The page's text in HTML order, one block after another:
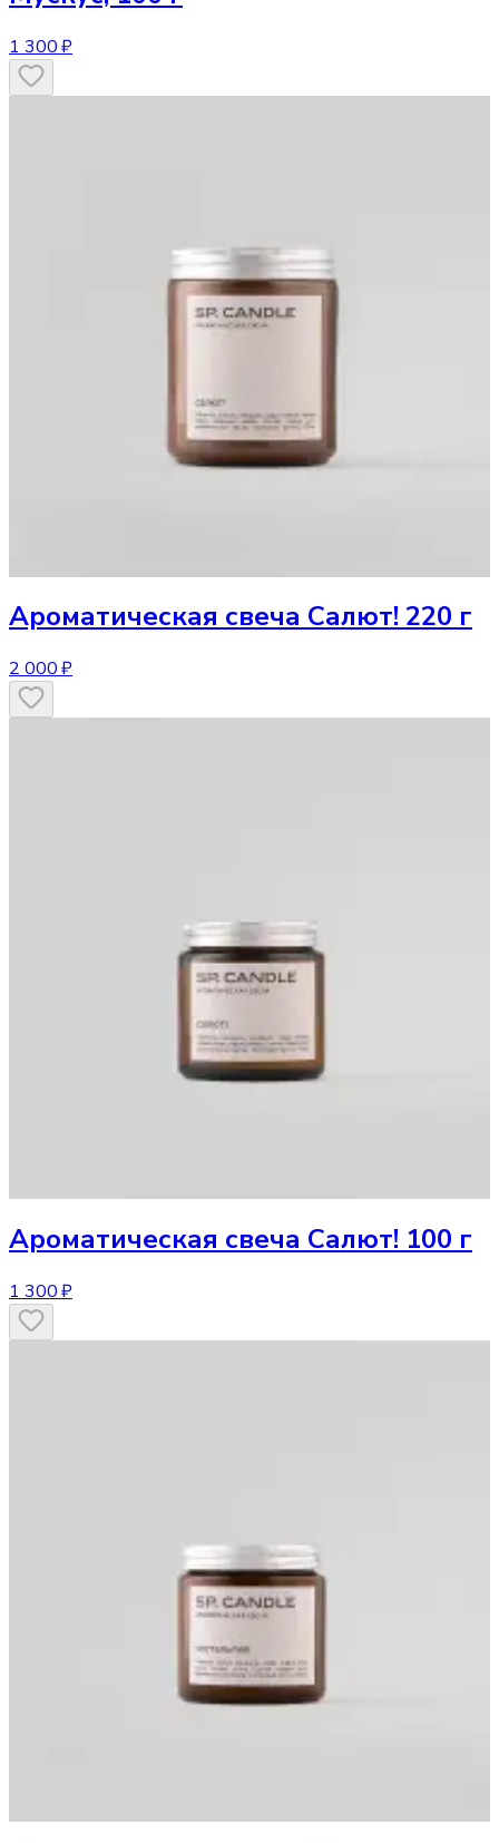
1 300 ₽
Ароматическая свеча Салют! 220 г
2 000 ₽
Ароматическая свеча Салют! 100 г
1 300 ₽